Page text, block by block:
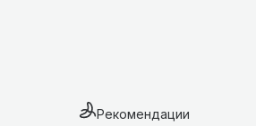
Рекомендации